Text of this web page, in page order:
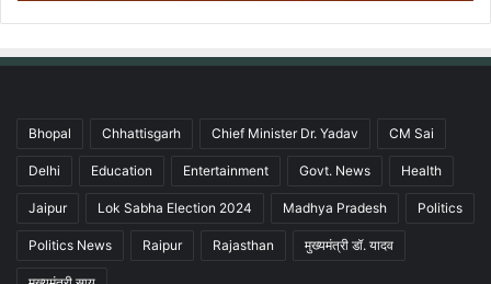
Bhopal Chhattisgarh Chief Minister Dr. Yadav CM Sai
Delhi Education Entertainment Govt. News Health
Jaipur Lok Sabha Election 2024 Madhya Pradesh Politics
Politics News Raipur Rajasthan मुख्यमंत्री डॉ. यादव